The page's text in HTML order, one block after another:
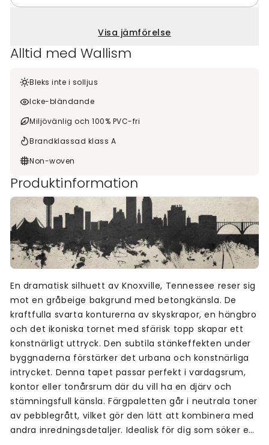
Visa jämförelse
Alltid med Wallism
Bleks inte i solljus
Icke-bländande
Miljövänlig och 100% PVC-fri
Brandklassad klass A
Non-woven
Produktinformation
En dramatisk silhuett av Knoxville, Tennessee reser sig
mot en gråbeige bakgrund med betongkänsla. De
kraftfulla svarta konturerna av skyskrapor, en hängbro
och det ikoniska tornet med sfärisk topp skapar ett
konstnärligt uttryck. Den subtila stänkeffekten under
byggnaderna förstärker det urbana och konstnärliga
intrycket. Denna tapet passar perfekt i vardagsrum,
kontor eller tonårsrum där du vill ha en djärv och
stämningsfull känsla. Färgpaletten går i neutrala toner
av pebblegrått, vilket gör den lätt att kombinera med
andra inredningsdetaljer. Idealisk för dig som söker en